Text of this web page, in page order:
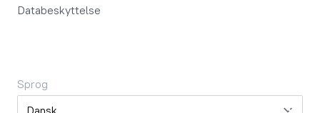
Databeskyttelse
Sprog
Sprog